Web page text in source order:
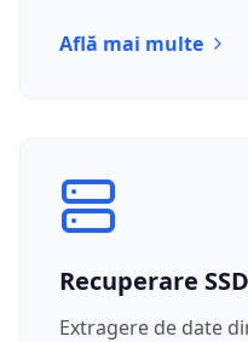
Află mai multe
Recuperare
Extragere de date